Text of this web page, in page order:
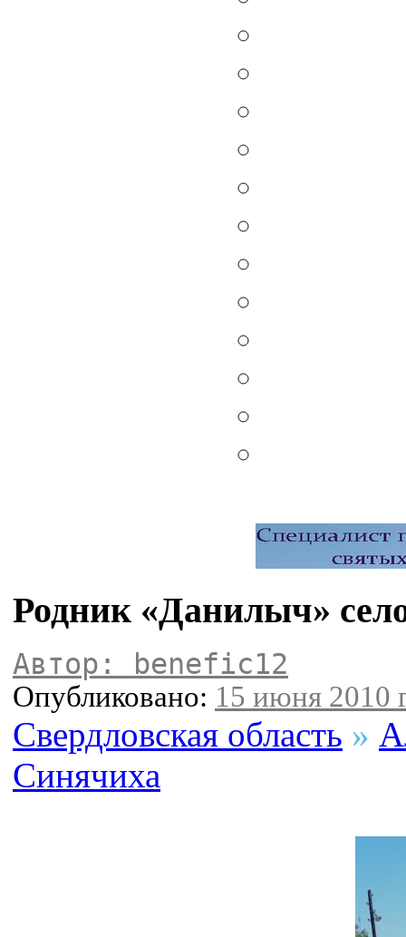
Родник «Данилыч»
Автор: benefic12
Опубликовано: 15 июня 2010
Свердловская область »
Синячиха